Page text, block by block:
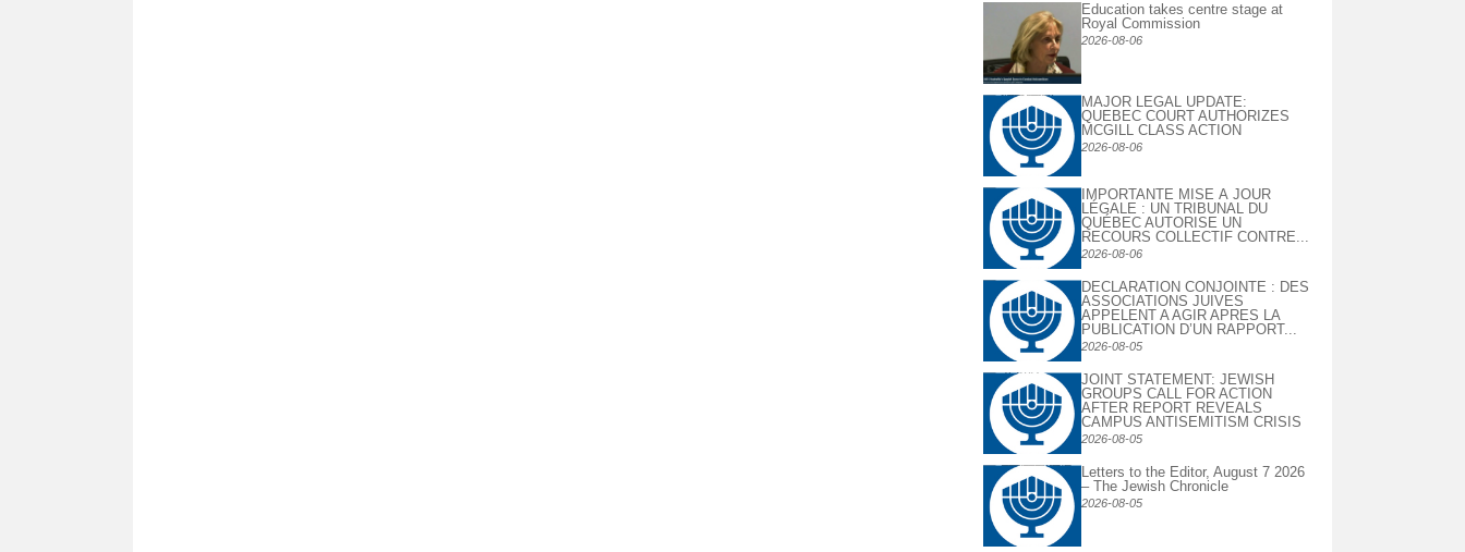
Education takes centre stage at
Royal Commission
2026-08-06
MAJOR LEGAL UPDATE:
QUEBEC COURT AUTHORIZES
MCGILL CLASS ACTION
2026-08-06
IMPORTANTE MISE À JOUR
LÉGALE : UN TRIBUNAL DU
QUÉBEC AUTORISE UN
RECOURS COLLECTIF CONTRE...
2026-08-06
DECLARATION CONJOINTE : DES
ASSOCIATIONS JUIVES
APPELENT A AGIR APRES LA
PUBLICATION D’UN RAPPORT...
2026-08-05
JOINT STATEMENT: JEWISH
GROUPS CALL FOR ACTION
AFTER REPORT REVEALS
CAMPUS ANTISEMITISM CRISIS
2026-08-05
Letters to the Editor, August 7 2026
– The Jewish Chronicle
2026-08-05